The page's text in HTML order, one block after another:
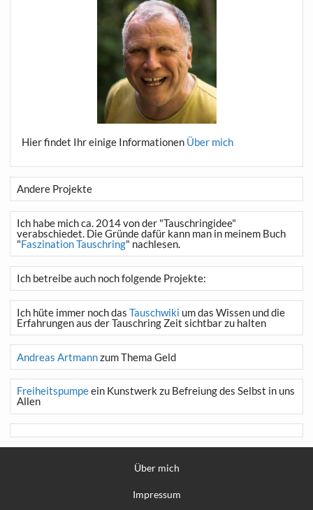
Hier findet Ihr einige Informationen Über mich
Andere Projekte
Ich habe mich ca. 2014 von der "Tauschringidee"
verabschiedet. Die Gründe dafür kann man in meinem Buch
"Faszination Tauschring" nachlesen.
Ich betreibe auch noch folgende Projekte:
Ich hüte immer noch das Tauschwiki um das Wissen und die
Erfahrungen aus der Tauschring Zeit sichtbar zu halten
Andreas Artmannzum Thema Geld
Freiheitspumpeein Kunstwerk zu Befreiung des Selbst in uns
Allen
Über mich
Impressum